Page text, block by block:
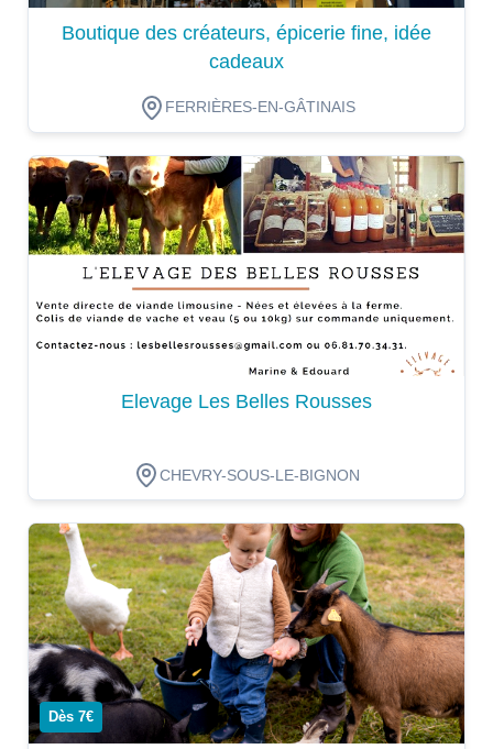
Boutique des créateurs, épicerie fine, idée
cadeaux
FERRIÈRES-EN-GÂTINAIS
Dégustation
Elevage Les Belles Rousses
CHEVRY-SOUS-LE-BIGNON
Dégustation
Dès 7€